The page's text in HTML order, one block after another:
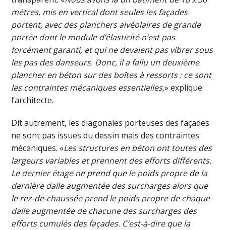
mètres, mis en vertical dont seules les façades
portent, avec des planchers alvéolaires de grande
portée dont le module d’élasticité n’est pas
forcément garanti, et qui ne devaient pas vibrer sous
les pas des danseurs. Donc, il a fallu un deuxième
plancher en béton sur des boîtes à ressorts : ce sont
les contraintes mécaniques essentielles,» explique
l’architecte.
Dit autrement, les diagonales porteuses des façades
ne sont pas issues du dessin mais des contraintes
mécaniques. «Les structures en béton ont toutes des
largeurs variables et prennent des efforts différents.
Le dernier étage ne prend que le poids propre de la
dernière dalle augmentée des surcharges alors que
le rez-de-chaussée prend le poids propre de chaque
dalle augmentée de chacune des surcharges des
efforts cumulés des façades. C’est-à-dire que la